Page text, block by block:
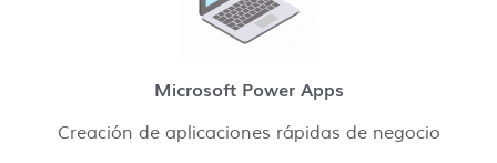
Microsoft Power Apps
Creación de aplicaciones rápidas de negocio